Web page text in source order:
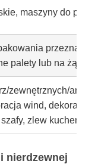
maszyny do
palety lub na
zewnętrznych/
wind, dekoracja
zlew
nierdzewnej